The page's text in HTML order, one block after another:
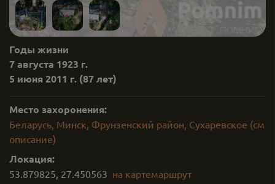
Годы жизни
7 августа 1923 г.
5 июня 2011 г. (87 лет)
Место захоронения:
Беларусь, Минск, Фрунзенский район, Сухаревское (см
описание)
Локация:
53.879825, 27.450563 на картемаршрут